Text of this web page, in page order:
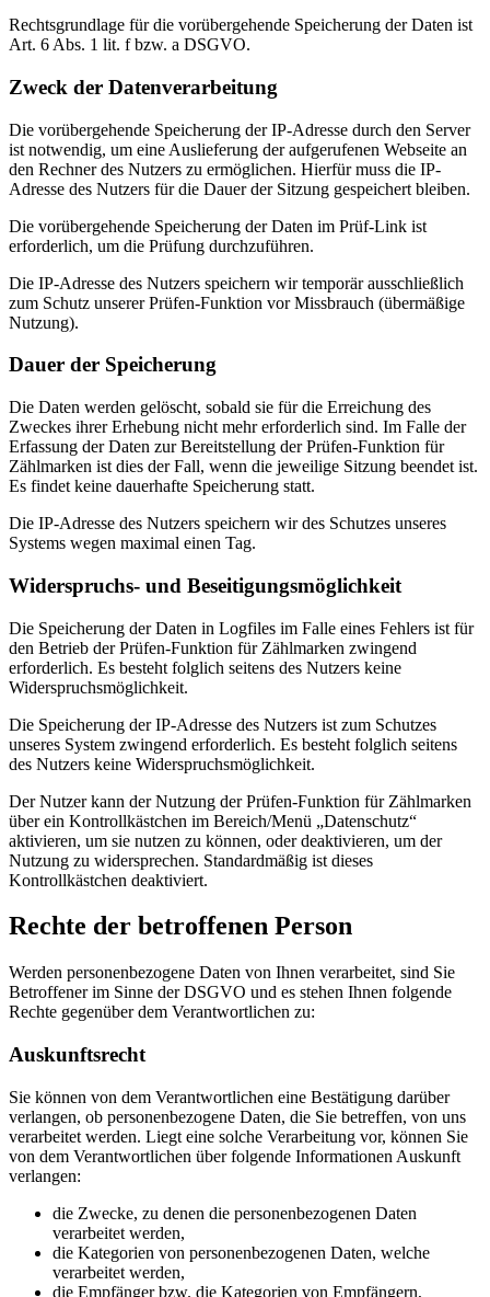
Rechtsgrundlage für die vorübergehende Speicherung der Daten ist
Art. 6 Abs. 1 lit. f bzw. a DSGVO.
Zweck der Datenverarbeitung
Die vorübergehende Speicherung der IP-Adresse durch den Server
ist notwendig, um eine Auslieferung der aufgerufenen Webseite an
den Rechner des Nutzers zu ermöglichen. Hierfür muss die IP-
Adresse des Nutzers für die Dauer der Sitzung gespeichert bleiben.
Die vorübergehende Speicherung der Daten im Prüf-Link ist
erforderlich, um die Prüfung durchzuführen.
Die IP-Adresse des Nutzers speichern wir temporär ausschließlich
zum Schutz unserer Prüfen-Funktion vor Missbrauch (übermäßige
Nutzung).
Dauer der Speicherung
Die Daten werden gelöscht, sobald sie für die Erreichung des
Zweckes ihrer Erhebung nicht mehr erforderlich sind. Im Falle der
Erfassung der Daten zur Bereitstellung der Prüfen-Funktion für
Zählmarken ist dies der Fall, wenn die jeweilige Sitzung beendet ist.
Es findet keine dauerhafte Speicherung statt.
Die IP-Adresse des Nutzers speichern wir des Schutzes unseres
Systems wegen maximal einen Tag.
Widerspruchs- und Beseitigungsmöglichkeit
Die Speicherung der Daten in Logfiles im Falle eines Fehlers ist für
den Betrieb der Prüfen-Funktion für Zählmarken zwingend
erforderlich. Es besteht folglich seitens des Nutzers keine
Widerspruchsmöglichkeit.
Die Speicherung der IP-Adresse des Nutzers ist zum Schutzes
unseres System zwingend erforderlich. Es besteht folglich seitens
des Nutzers keine Widerspruchsmöglichkeit.
Der Nutzer kann der Nutzung der Prüfen-Funktion für Zählmarken
über ein Kontrollkästchen im Bereich/Menü „Datenschutz“
aktivieren, um sie nutzen zu können, oder deaktivieren, um der
Nutzung zu widersprechen. Standardmäßig ist dieses
Kontrollkästchen deaktiviert.
Rechte der betroffenen Person
Werden personenbezogene Daten von Ihnen verarbeitet, sind Sie
Betroffener im Sinne der DSGVO und es stehen Ihnen folgende
Rechte gegenüber dem Verantwortlichen zu:
Auskunftsrecht
Sie können von dem Verantwortlichen eine Bestätigung darüber
verlangen, ob personenbezogene Daten, die Sie betreffen, von uns
verarbeitet werden. Liegt eine solche Verarbeitung vor, können Sie
von dem Verantwortlichen über folgende Informationen Auskunft
verlangen:
die Zwecke, zu denen die personenbezogenen Daten
verarbeitet werden,
die Kategorien von personenbezogenen Daten, welche
verarbeitet werden,
die Empfänger bzw. die Kategorien von Empfängern,